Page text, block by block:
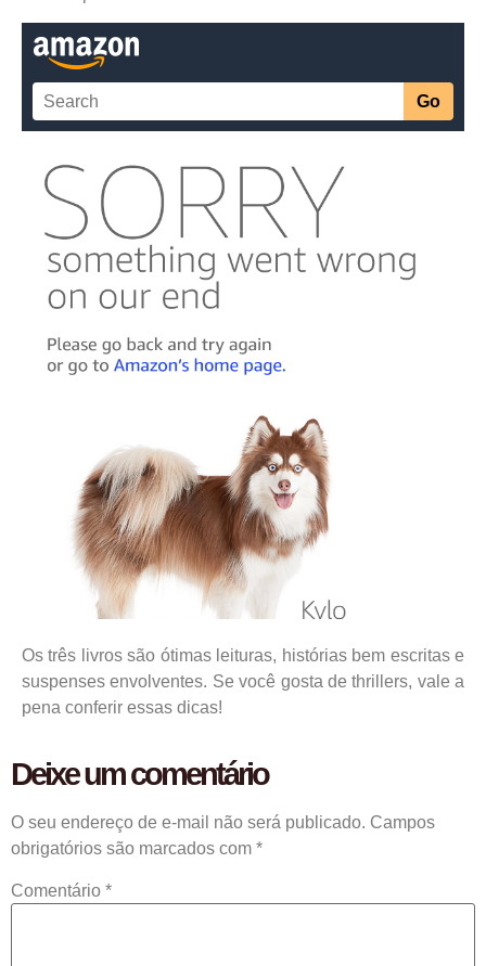
Os três livros são ótimas leituras, histórias bem escritas e
suspenses envolventes. Se você gosta de thrillers, vale a
pena conferir essas dicas!
Deixe um comentário
O seu endereço de e-mail não será publicado. Campos
obrigatórios são marcados com *
Comentário *